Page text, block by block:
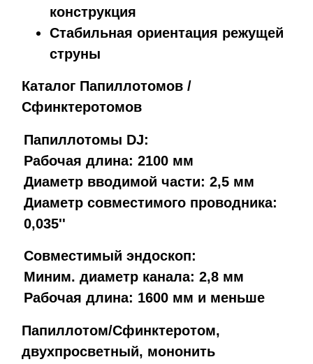
конструкция
Стабильная ориентация режущей
струны
Каталог Папиллотомов /
Сфинктеротомов
Папиллотомы DJ:
Рабочая длина: 2100 мм
Диаметр вводимой части: 2,5 мм
Диаметр совместимого проводника:
0,035''
Совместимый эндоскоп:
Миним. диаметр канала: 2,8 мм
Рабочая длина: 1600 мм и меньше
Папиллотом/Сфинктеротом,
двухпросветный, мононить